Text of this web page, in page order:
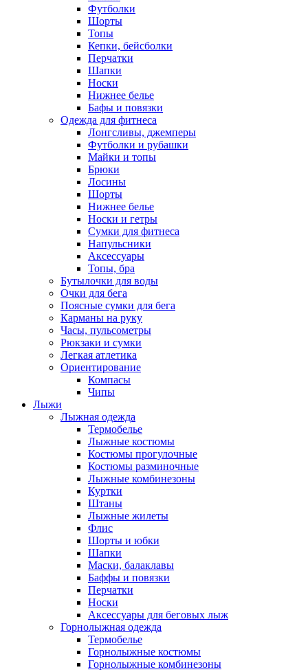
Футболки
Шорты
Топы
Кепки, бейсболки
Перчатки
Шапки
Носки
Нижнее белье
Бафы и повязки
Одежда для фитнеса
Лонгсливы, джемперы
Футболки и рубашки
Майки и топы
Брюки
Лосины
Шорты
Нижнее белье
Носки и гетры
Сумки для фитнеса
Напульсники
Аксессуары
Топы, бра
Бутылочки для воды
Очки для бега
Поясные сумки для бега
Карманы на руку
Часы, пульсометры
Рюкзаки и сумки
Легкая атлетика
Ориентирование
Компасы
Чипы
Лыжи
Лыжная одежда
Термобелье
Лыжные костюмы
Костюмы прогулочные
Костюмы разминочные
Лыжные комбинезоны
Куртки
Штаны
Лыжные жилеты
Флис
Шорты и юбки
Шапки
Маски, балаклавы
Баффы и повязки
Перчатки
Носки
Аксессуары для беговых лыж
Горнолыжная одежда
Термобелье
Горнолыжные костюмы
Горнолыжные комбинезоны